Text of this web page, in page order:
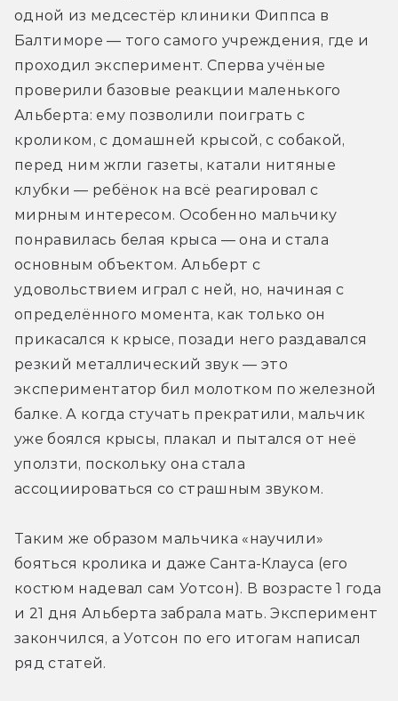
одной из медсестёр клиники Фиппса в
Балтиморе — того самого учреждения, где и
проходил эксперимент. Сперва учёные
проверили базовые реакции маленького
Альберта: ему позволили поиграть с
кроликом, с домашней крысой, с собакой,
перед ним жгли газеты, катали нитяные
клубки — ребёнок на всё реагировал с
мирным интересом. Особенно мальчику
понравилась белая крыса — она и стала
основным объектом. Альберт с
удовольствием играл с ней, но, начиная с
определённого момента, как только он
прикасался к крысе, позади него раздавался
резкий металлический звук — это
экспериментатор бил молотком по железной
балке. А когда стучать прекратили, мальчик
уже боялся крысы, плакал и пытался от неё
уползти, поскольку она стала
ассоциироваться со страшным звуком.
Таким же образом мальчика «научили»
бояться кролика и даже Санта-Клауса (его
костюм надевал сам Уотсон). В возрасте 1 года
и 21 дня Альберта забрала мать. Эксперимент
закончился, а Уотсон по его итогам написал
ряд статей.